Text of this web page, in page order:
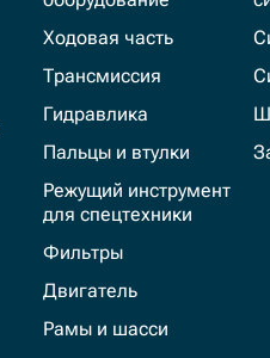
Ходовая часть
Трансмиссия
Гидравлика
Пальцы и втулки
Режущий инструмент
для спецтехники
Фильтры
Двигатель
Рамы и шасси